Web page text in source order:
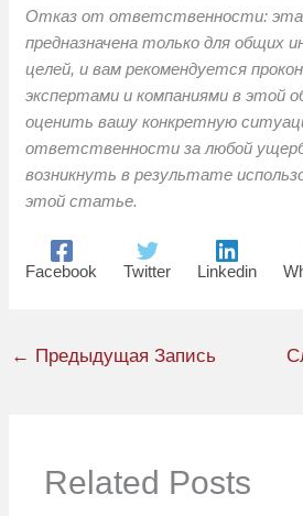
Отказ от ответственности:
предназначена только для общих
целей, и вам рекомендуется
экспертами и компаниями в этой
оценить вашу конкретную
ответственности за любой
возникнуть в результате
этой статье.
Facebook Twitter Linkedin
← Предыдущая Запись
Related Posts